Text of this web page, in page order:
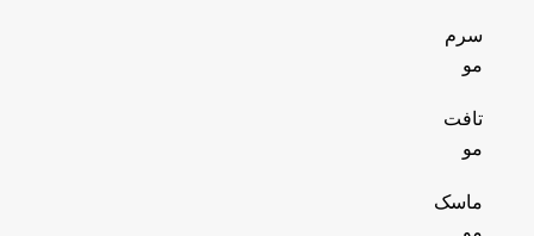
سرم
مو
تافت
مو
ماسک